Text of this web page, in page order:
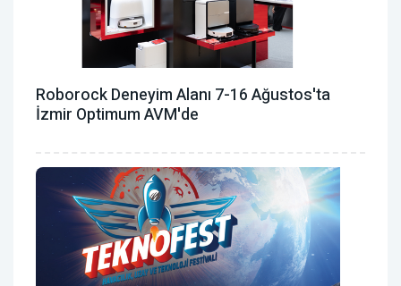
Roborock Deneyim Alanı 7-16 Ağustos'ta
İzmir Optimum AVM'de